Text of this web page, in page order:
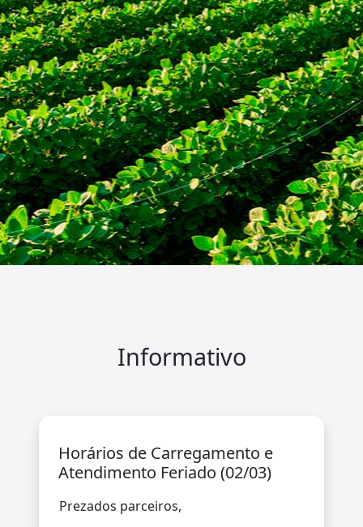
Informativo
Horários de Carregamento e
Atendimento Feriado (02/03)
Prezados parceiros,